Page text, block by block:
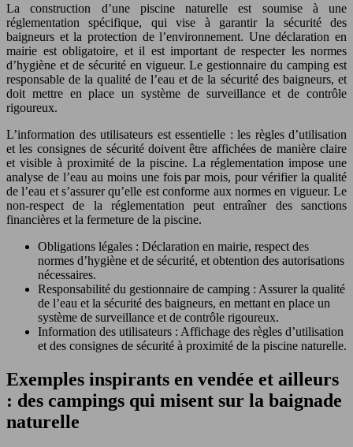
La construction d’une piscine naturelle est soumise à une
réglementation spécifique, qui vise à garantir la sécurité des
baigneurs et la protection de l’environnement. Une déclaration en
mairie est obligatoire, et il est important de respecter les normes
d’hygiène et de sécurité en vigueur. Le gestionnaire du camping est
responsable de la qualité de l’eau et de la sécurité des baigneurs, et
doit mettre en place un système de surveillance et de contrôle
rigoureux.
L’information des utilisateurs est essentielle : les règles d’utilisation
et les consignes de sécurité doivent être affichées de manière claire
et visible à proximité de la piscine. La réglementation impose une
analyse de l’eau au moins une fois par mois, pour vérifier la qualité
de l’eau et s’assurer qu’elle est conforme aux normes en vigueur. Le
non-respect de la réglementation peut entraîner des sanctions
financières et la fermeture de la piscine.
Obligations légales : Déclaration en mairie, respect des
normes d’hygiène et de sécurité, et obtention des autorisations
nécessaires.
Responsabilité du gestionnaire de camping : Assurer la qualité
de l’eau et la sécurité des baigneurs, en mettant en place un
système de surveillance et de contrôle rigoureux.
Information des utilisateurs : Affichage des règles d’utilisation
et des consignes de sécurité à proximité de la piscine naturelle.
Exemples inspirants en vendée et ailleurs
: des campings qui misent sur la baignade
naturelle